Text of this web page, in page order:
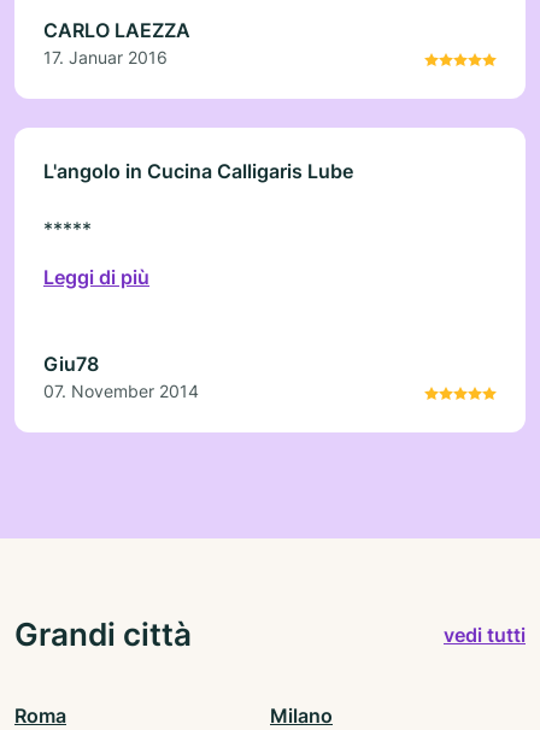
CARLO LAEZZA
17. Januar 2016
L'angolo in Cucina Calligaris Lube
*****
Leggi di più
Giu78
07. November 2014
Grandi città vedi tutti
Roma Milano